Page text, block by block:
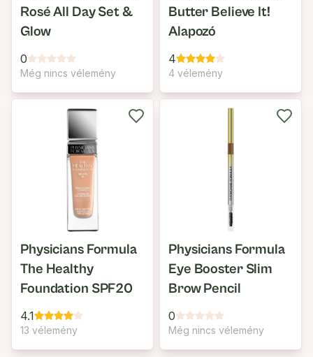
Rosé All Day Set &
Glow
0
Még nincs vélemény
Butter Believe It!
Alapozó
4
4 vélemény
Physicians Formula
The Healthy
Foundation SPF20
4.1
13 vélemény
Physicians Formula
Eye Booster Slim
Brow Pencil
0
Még nincs vélemény